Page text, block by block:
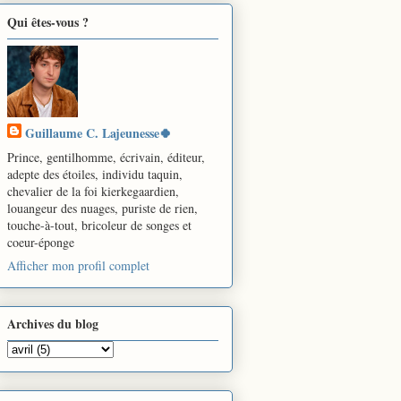
Qui êtes-vous ?
Guillaume C. Lajeunesse🍀
Prince, gentilhomme, écrivain, éditeur,
adepte des étoiles, individu taquin,
chevalier de la foi kierkegaardien,
louangeur des nuages, puriste de rien,
touche-à-tout, bricoleur de songes et
coeur-éponge
Afficher mon profil complet
Archives du blog